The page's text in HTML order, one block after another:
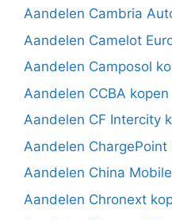
Aandelen Cambria
Aandelen Camelot
Aandelen Camposol
Aandelen CCBA kopen
Aandelen CF Intercity
Aandelen ChargePoint
Aandelen China
Aandelen Chronext